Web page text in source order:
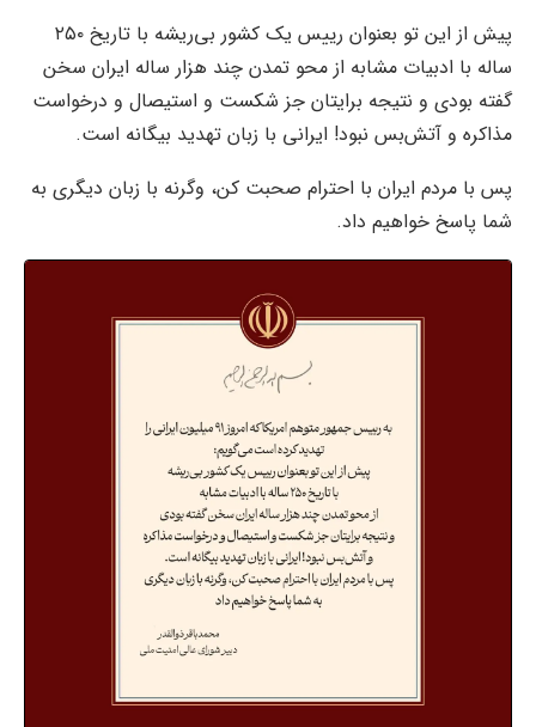
پیش از این تو بعنوان رییس یک کشور بی‌ریشه با تاریخ ۲۵۰
ساله با ادبیات مشابه از محو تمدن چند هزار ساله ایران سخن
گفته بودی و نتیجه برایتان جز شکست و استیصال و درخواست
مذاکره و آتش‌بس نبود! ایرانی با زبان تهدید بیگانه است.
پس با مردم ایران با احترام صحبت کن، وگرنه با زبان دیگری به
شما پاسخ خواهیم داد.